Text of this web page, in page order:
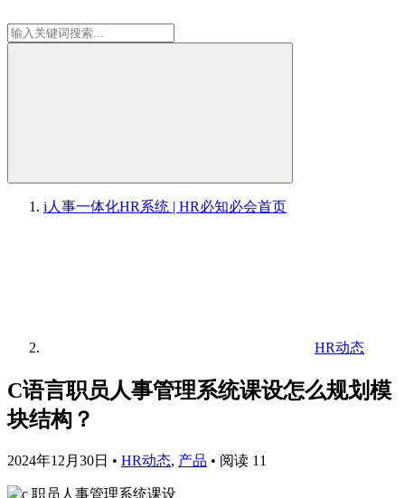
i人事一体化HR系统 | HR必知必会首页
HR动态
C语言职员人事管理系统课设怎么规划模
块结构？
2024年12月30日 • HR动态, 产品 • 阅读 11